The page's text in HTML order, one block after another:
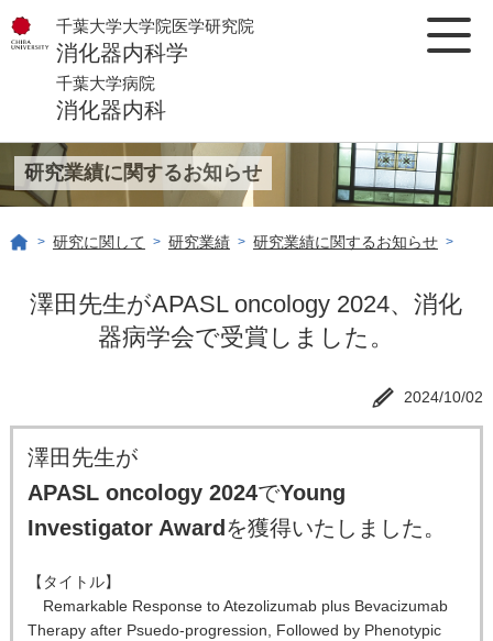
千葉大学大学院医学研究院
消化器内科学
千葉大学病院
消化器内科
研究業績に関するお知らせ
> 研究に関して > 研究業績 > 研究業績に関するお知らせ >
澤田先生がAPASL oncology 2024、消化
器病学会で受賞しました。
2024/10/02
澤田先生が
APASL oncology 2024でYoung
Investigator Awardを獲得いたしました。
【タイトル】
Remarkable Response to Atezolizumab plus Bevacizumab
Therapy after Psuedo-progression, Followed by Phenotypic